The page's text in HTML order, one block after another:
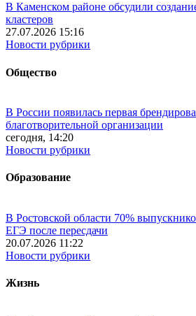
В Каменском районе обсудили
кластеров
27.07.2026 15:16
Новости рубрики
Общество
В России появилась первая
благотворительной организации
сегодня, 14:20
Новости рубрики
Образование
В Ростовской области 70%
ЕГЭ после пересдачи
20.07.2026 11:22
Новости рубрики
Жизнь